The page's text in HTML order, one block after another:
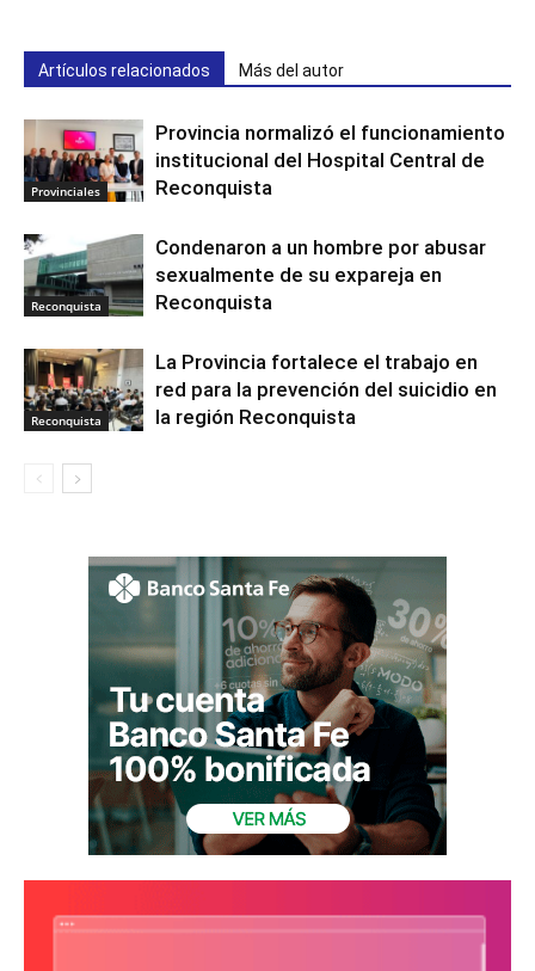
Artículos relacionados Más del autor
Provinciales
Provincia normalizó el funcionamiento
institucional del Hospital Central de
Reconquista
Reconquista
Condenaron a un hombre por abusar
sexualmente de su expareja en
Reconquista
Reconquista
La Provincia fortalece el trabajo en
red para la prevención del suicidio en
la región Reconquista